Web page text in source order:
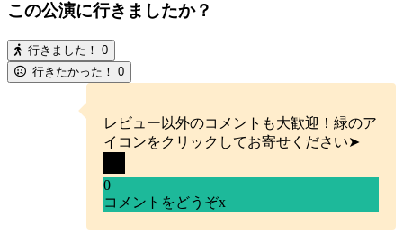
この公演に行きましたか？
行きました！ 0
行きたかった！ 0
レビュー以外のコメントも大歓迎！緑のア
イコンをクリックしてお寄せください➤
0
コメントをどうぞx